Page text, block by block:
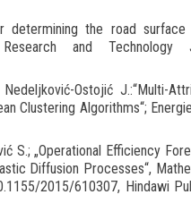
the road surface
and Technology
Ostojić J.:“Multi-
Clustering Algorithms“;
S.; „Operational Efficiency
Diffusion Processes“,
2015/610307, Hindawi